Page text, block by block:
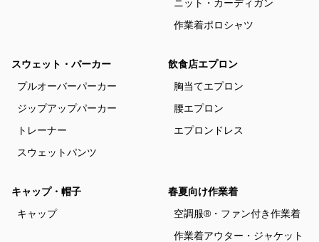
ニット・カーディガン
作業着ポロシャツ
スウェット・パーカー
プルオーバーパーカー
ジップアップパーカー
トレーナー
スウェットパンツ
飲食店エプロン
胸当てエプロン
腰エプロン
エプロンドレス
キャップ・帽子
キャップ
春夏向け作業着
空調服®・ファン付き作業着
作業着アウター・ジャケット